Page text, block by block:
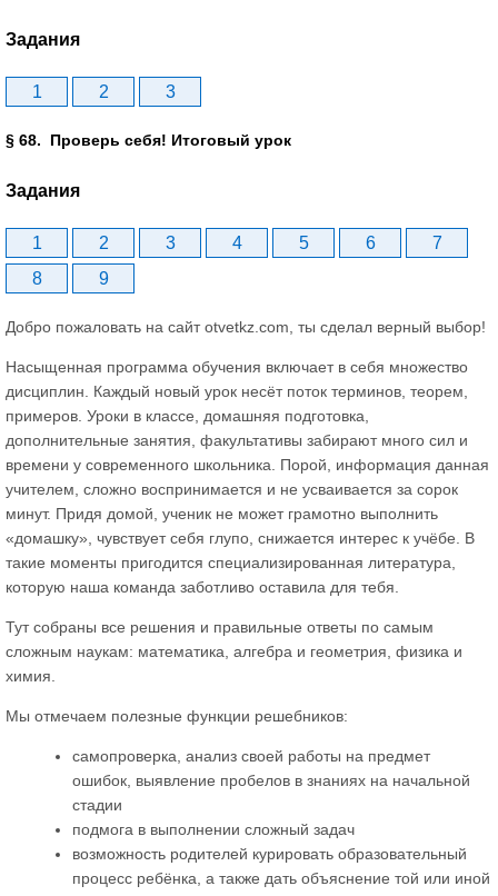
Задания
1 2 3
§ 68. Проверь себя! Итоговый урок
Задания
1 2 3 4 5 6
7
8
9
Добро пожаловать на сайт otvetkz.com, ты сделал верный выбор!
Насыщенная программа обучения включает в себя множество
дисциплин. Каждый новый урок несёт поток терминов, теорем,
примеров. Уроки в классе, домашняя подготовка,
дополнительные занятия, факультативы забирают много сил и
времени у современного школьника. Порой, информация данная
учителем, сложно воспринимается и не усваивается за сорок
минут. Придя домой, ученик не может грамотно выполнить
«домашку», чувствует себя глупо, снижается интерес к учёбе. В
такие моменты пригодится специализированная литература,
которую наша команда заботливо оставила для тебя.
Тут собраны все решения и правильные ответы по самым
сложным наукам: математика, алгебра и геометрия, физика и
химия.
Мы отмечаем полезные функции решебников:
самопроверка, анализ своей работы на предмет
ошибок, выявление пробелов в знаниях на начальной
стадии
подмога в выполнении сложный задач
возможность родителей курировать образовательный
процесс ребёнка, а также дать объяснение той или иной